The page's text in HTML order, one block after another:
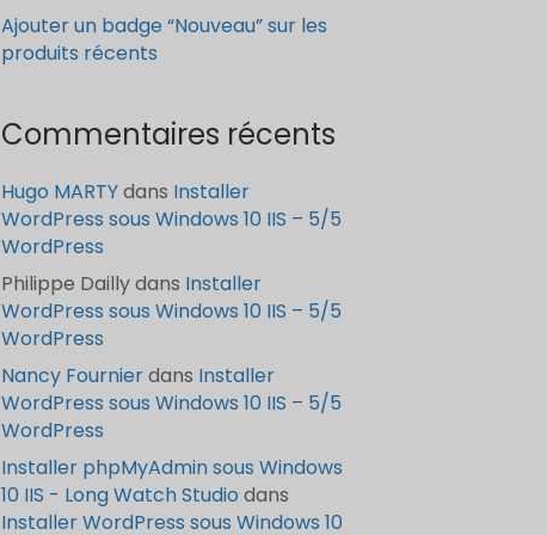
Ajouter un badge “Nouveau” sur les
produits récents
Commentaires récents
Hugo MARTYdans Installer
WordPress sous Windows 10 IIS – 5/5
WordPress
Philippe Daillydans Installer
WordPress sous Windows 10 IIS – 5/5
WordPress
Nancy Fournierdans Installer
WordPress sous Windows 10 IIS – 5/5
WordPress
Installer phpMyAdmin sous Windows
10 IIS - Long Watch Studio dans
Installer WordPress sous Windows 10